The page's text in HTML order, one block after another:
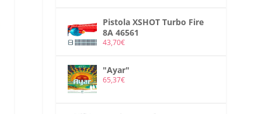
Pistola XSHOT Turbo Fire
8A 46561
43,70€
"Ayar"
65,37€